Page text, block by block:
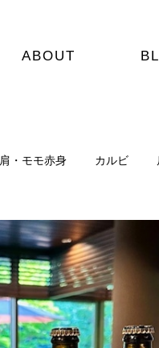
ABOUT
肩・モモ赤身 カルビ